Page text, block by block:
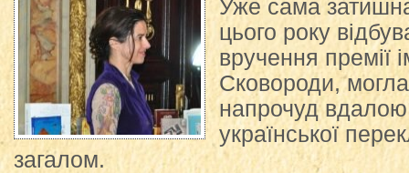
Уже сама
цього року
вручення премії
Сковороди,
напрочуд
української
загалом.